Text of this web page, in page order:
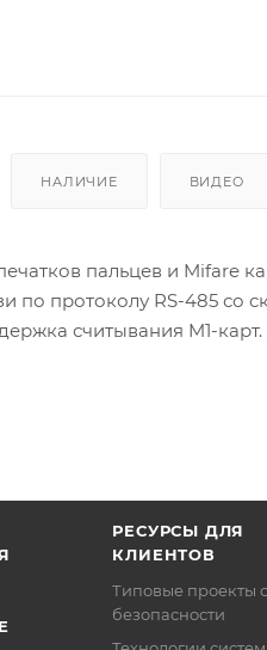
НАЛИЧИЕ ВИДЕО
пальцев и Mifare
по протоколу RS-485 со
считывания M1-
РЕСУРСЫ ДЛЯ
КЛИЕНТОВ
Типовые проекты
безопасности